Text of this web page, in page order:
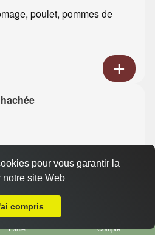
poulet, pommes de
viande hachée, boursin
Panier Compte
pour vous garantir la
site Web
compris